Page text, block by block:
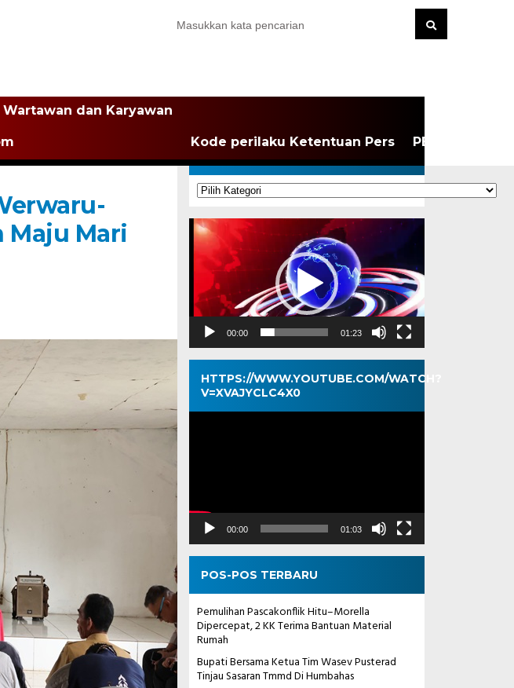
dan Karyawan
Kode perilaku Ketentuan Pers PEDOMAN
Maju Mari
KATEGORI
Kategori
Pemutar
Video
00:00 01:23
HTTPS://WWW.YOUTUBE.COM/WATCH?
V=XVAJYCLC4X0
Pemutar
00:00 01:03
POS-POS TERBARU
Pemulihan Pascakonflik Hitu–Morella
Dipercepat, 2 KK Terima Bantuan Material
Rumah
Bupati Bersama Ketua Tim Wasev Pusterad
Tinjau Sasaran Tmmd Di Humbahas